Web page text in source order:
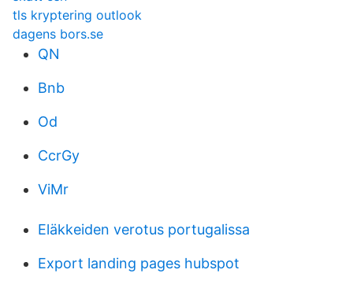
tls kryptering outlook
dagens bors.se
QN
Bnb
Od
CcrGy
ViMr
Eläkkeiden verotus portugalissa
Export landing pages hubspot